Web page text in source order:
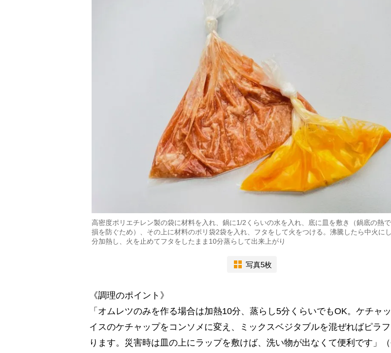
高密度ポリエチレン製の袋に材料を入れ、鍋に1/2くらいの水を入れ、底に皿を敷き（鍋底の熱
損を防ぐため）、その上に材料のポリ袋2袋を入れ、フタをして火をつける。沸騰したら中火に
分加熱し、火を止めてフタをしたまま10分蒸らして出来上がり
写真5枚
《調理のポイント》
「オムレツのみを作る場合は加熱10分、蒸らし5分くらいでもOK。ケチャ
イスのケチャップをコンソメに変え、ミックスベジタブルを混ぜればピラ
ります。災害時は皿の上にラップを敷けば、洗い物が出なくて便利です」